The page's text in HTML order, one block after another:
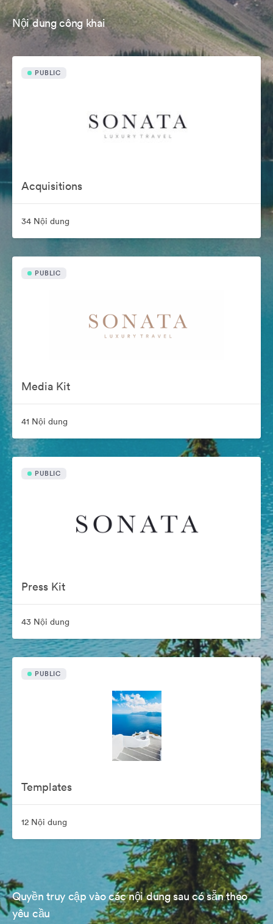
Nội dung công khai
PUBLIC
Acquisitions
34 Nội dung
PUBLIC
Media Kit
41 Nội dung
PUBLIC
Press Kit
43 Nội dung
PUBLIC
Templates
12 Nội dung
Quyền truy cập vào các nội dung sau có sẵn theo
yêu cầu